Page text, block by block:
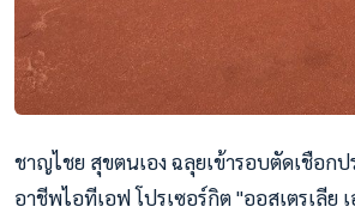
ชาญไชย สุขตนเอง ฉลุยเข้ารอบตัดเชือกป
อาชีพไอทีเอฟ โปรเซอร์กิต "ออสเตรเลีย